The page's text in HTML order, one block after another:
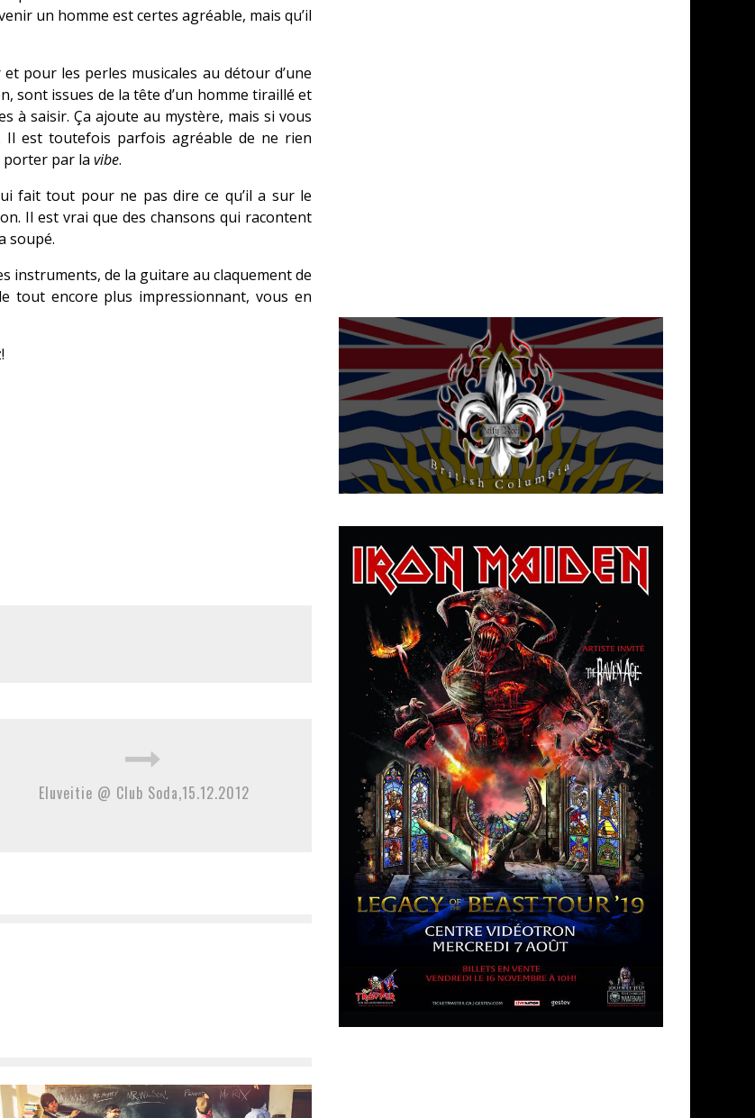
un homme est certes agréable, mais qu’il
pour les perles musicales au détour d’une
sont issues de la tête d’un homme tiraillé et
à saisir. Ça ajoute au mystère, mais si vous
Il est toutefois parfois agréable de ne rien
porter par la vibe.
fait tout pour ne pas dire ce qu’il a sur le
Il est vrai que des chansons qui racontent
soupé.
instruments, de la guitare au claquement de
tout encore plus impressionnant, vous en
Eluveitie @ Club Soda,15.12.2012